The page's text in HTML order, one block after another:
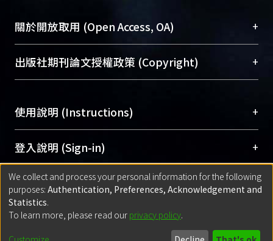
成果。
To permanently archive and promote researcher
profiles and scholarly works, Library integrates the
services of “NTU Repository” with “Academic
Sciences Library)
關於開放取用 (Open Access, OA) +
開放取用是從使用者角度提升資訊取用性的社會運
動，應用在學術研究上是透過將研究著作公開供使
用逐年攀升。同時可加速研究發展、提升研究影響
Archive）平台。 （點選深入了解OA）
出版社期刊論文授權政策 (Copyright) +
含部分內容的版權非匯入者所有，或由第三方贊
助與合作完成，請確認該版權所有者及第三方同
意提供此授權。
Please represent that the submission is your
original work, and that you have the right to
grant the rights to upload.
若欲上傳已出版的全文電子檔，可使用
policy finder
網站查詢，以確認出版單位之版權
使用說明 (Instructions) +
網站簡介(Quickstart Guide)
使用手冊(Instruction Manual)
線上預約服務(Booking Service)
登入說明 (Sign-in) +
方案一：臺灣大學計算機中心帳號登入
(With C&INC Email Account)
方案二：ORCID帳號登入(With ORCID)
匯入著作 (Submission) +
方案一：定期更新ORCID者，以ID匯入
for identifier (ORCID))
Built withDSpace-CRIS software - Extension maintained and optimized
We collect and process your personal information for the following
purposes: Authentication, Preferences, Acknowledgement and
Statistics.
To learn more, please read our privacy policy.